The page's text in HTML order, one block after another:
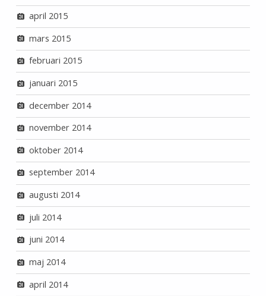
april 2015
mars 2015
februari 2015
januari 2015
december 2014
november 2014
oktober 2014
september 2014
augusti 2014
juli 2014
juni 2014
maj 2014
april 2014